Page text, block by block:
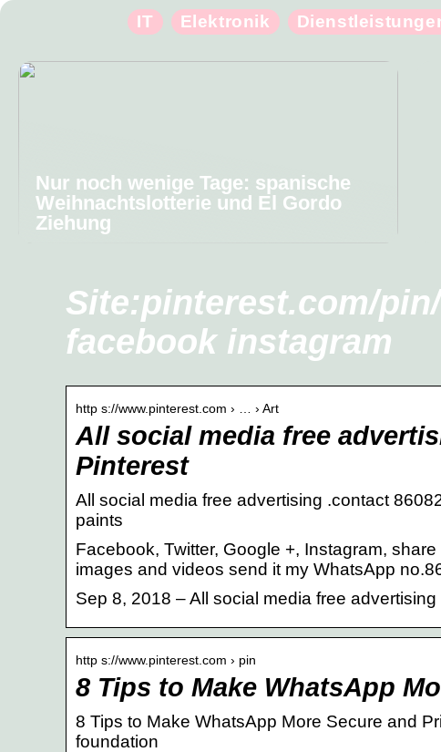
IT Elektronik
Nur noch wenige Tage: spanische
Weihnachtslotterie und El Gordo
Ziehung
Site:pinterest.com/
facebook instagram
http s://www.pinterest.com › … › Art
All social media free
Pinterest
All social media free advertising .contact
paints
Facebook, Twitter, Google +, Instagram,
images and videos send it my WhatsApp
Sep 8, 2018 – All social media free
http s://www.pinterest.com › pin
8 Tips to Make WhatsApp
8 Tips to Make WhatsApp More Secure and
foundation